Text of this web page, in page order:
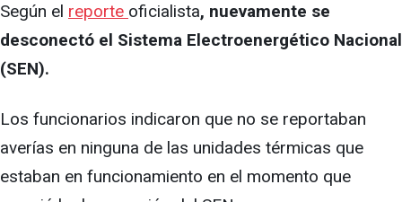
Según el reporte oficialista, nuevamente se
desconectó el Sistema Electroenergético Nacional
(SEN).
Los funcionarios indicaron que no se reportaban
averías en ninguna de las unidades térmicas que
estaban en funcionamiento en el momento que